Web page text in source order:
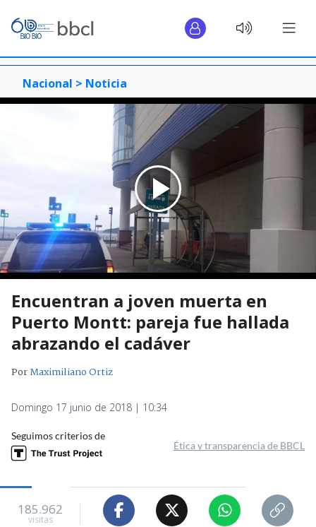
Nacional > Noticia
Encuentran a joven muerta en
Puerto Montt: pareja fue hallada
abrazando el cadáver
PorMaximiliano Ortiz
Domingo 17 junio de 2018 | 10:34
Seguimos criterios de
Ética y transparencia de BBCL
185.962
visitas